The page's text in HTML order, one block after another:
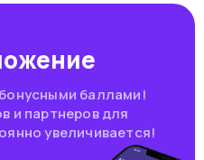
баллами!
и партнеров для
увеличивается!